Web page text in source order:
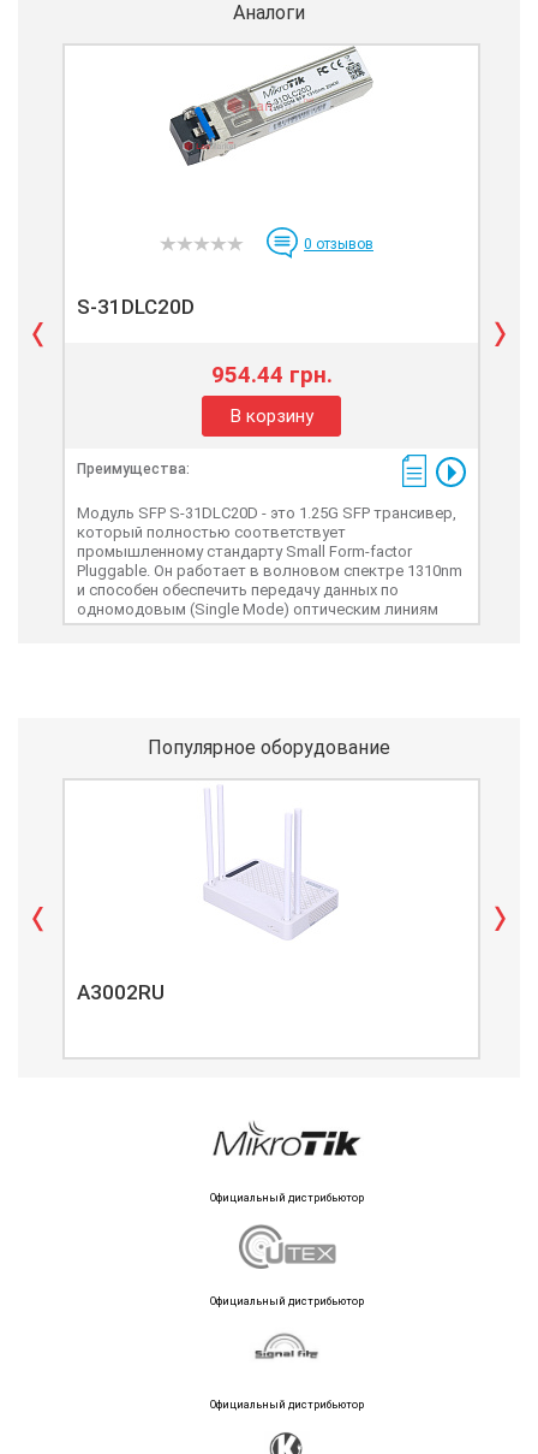
Аналоги
0 отзывов
S-31DLC20D
954.44 грн.
В корзину
Преимущества:
Модуль SFP S-31DLC20D - это 1.25G SFP трансивер,
который полностью соответствует
промышленному стандарту Small Form-factor
Pluggable. Он работает в волновом спектре 1310nm
и способен обеспечить передачу данных по
одномодовым (Single Mode) оптическим линиям
связи, на расстояния до 20км. Имеет два разъема
Популярное оборудование
A3002RU
Официальный дистрибьютор
Официальный дистрибьютор
Официальный дистрибьютор